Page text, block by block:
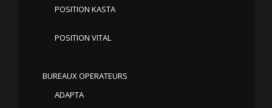
POSITION KASTA
POSITION VITAL
BUREAUX OPERATEURS
ADAPTA